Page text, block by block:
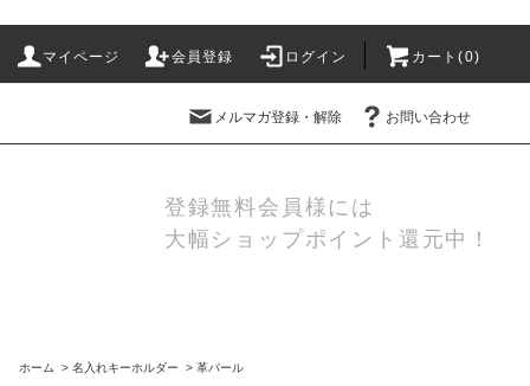
マイページ 会員登録 ログイン カート(0)
メルマガ登録・解除 お問い合わせ
登録無料会員様には
大幅ショップポイント還元中！
ホーム > 名入れキーホルダー > 革パール